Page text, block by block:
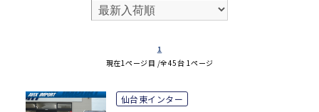
1
現在1ページ目 /全45台 1ページ
仙台東インター